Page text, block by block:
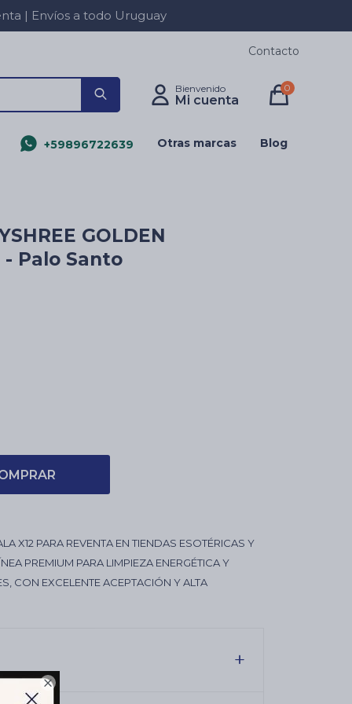

| Envíos a todo Uruguay
+59896722639 Otras marcas Blog
0
Contacto
GOLDEN
- Palo Santo
X12 PARA REVENTA EN TIENDAS ESOTÉRICAS Y
PREMIUM PARA LIMPIEZA ENERGÉTICA Y
CON EXCELENTE ACEPTACIÓN Y ALTA